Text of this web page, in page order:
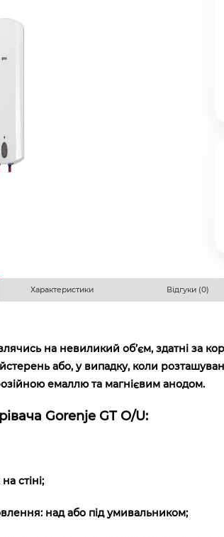
Характеристики Відгуки (0)
на невиликий об’єм, здатні за
або, у випадку, коли
емаллю та магнієвим анодом.
Gorenje GT O/U:
стіні;
над або під умивальником;